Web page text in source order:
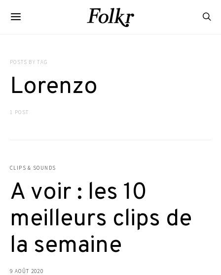
POSTS BY TAG
Lorenzo
1 POST
CLIPS & SOUNDS
A voir : les 10
meilleurs clips de
la semaine
9 AOÛT 2020